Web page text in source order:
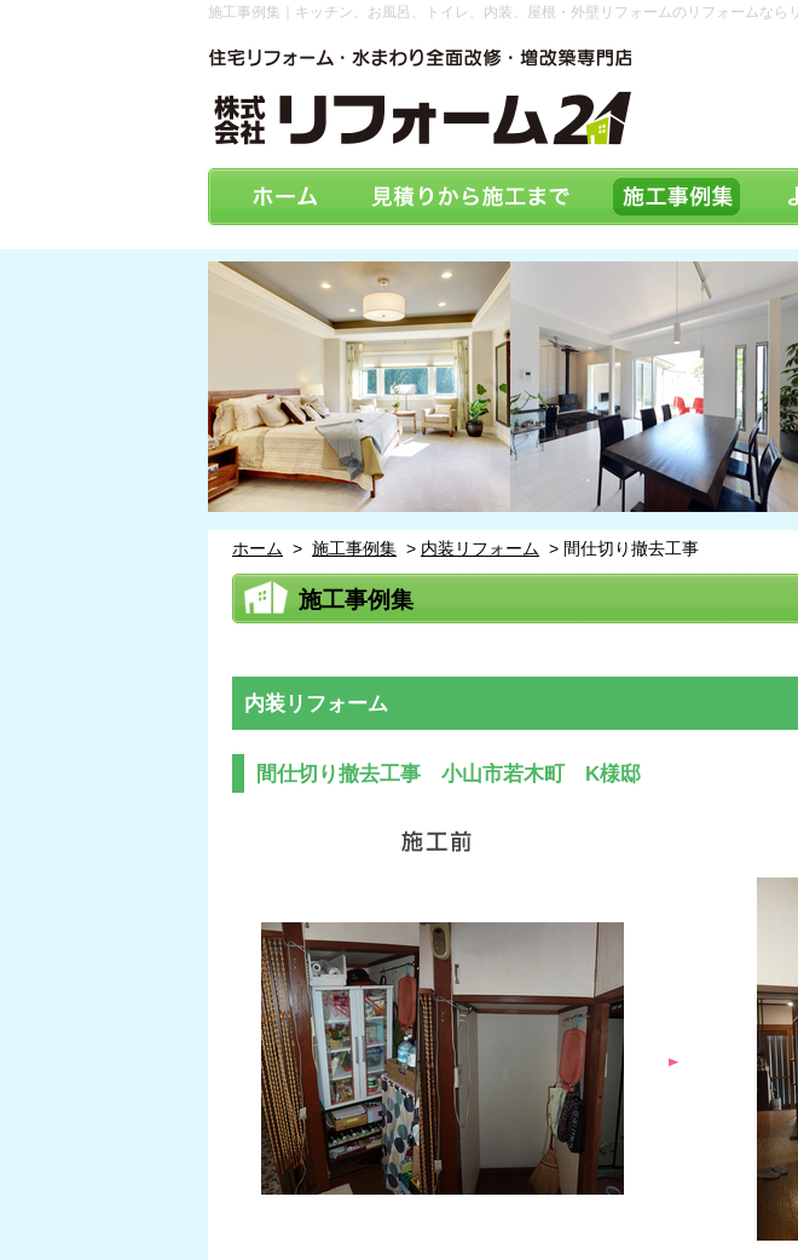
施工事例集｜キッチン、お風呂、トイレ、内装、屋根・外壁リフォームのリフォームなら
ホーム > 施工事例集 > 内装リフォーム > 間仕切り撤去工事
施工事例集
内装リフォーム
間仕切り撤去工事 小山市若木町 K様邸